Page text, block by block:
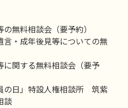
無料相談会（要予約）
言・成年後見等についての無
に関する無料相談会（要予
の日」特設人権相談所 筑紫
談